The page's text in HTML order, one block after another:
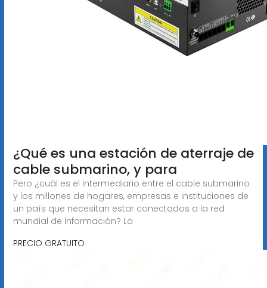
¿Qué es una estación de aterraje de
cable submarino, y para
Pero ¿cuál es el intermediario entre el cable submarino
y los millones de hogares, empresas e instituciones de
un país que necesitan estar conectados a la red
mundial de información? La
PRECIO GRATUITO